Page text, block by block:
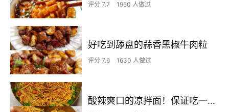
评分 7.7 1950 人做过
好吃到舔盘的蒜香黑椒牛肉粒
评分 7.6 1630 人做过
酸辣爽口的凉拌面！保证吃一次就上瘾